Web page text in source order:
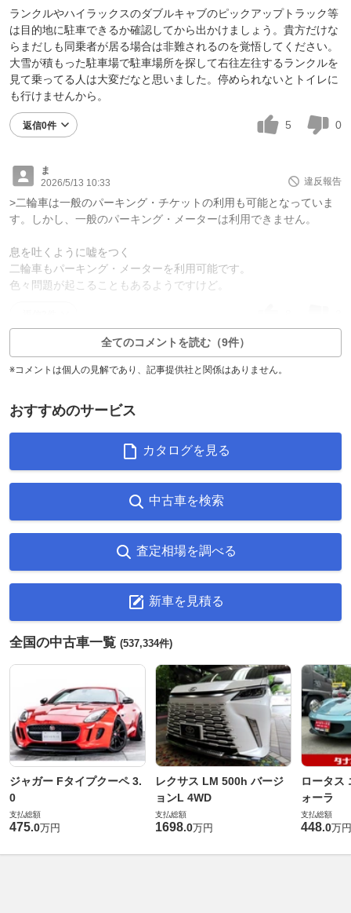
ランクルやハイラックスのダブルキャブのピックアップトラック等
は目的地に駐車できるか確認してから出かけましょう。貴方だけな
らまだしも同乗者が居る場合は非難されるのを覚悟してください。
大雪が積もった駐車場で駐車場所を探して右往左往するランクルを
見て乗ってる人は大変だなと思いました。停められないとトイレに
も行けませんから。
返信0件 5 0
ま
2026/5/13 10:33
違反報告
>二輪車は一般のパーキング・チケットの利用も可能となっていま
す。しかし、一般のパーキング・メーターは利用できません。
息を吐くように嘘をつく
二輪車もパーキング・メーターを利用可能です。
色々問題が起こることもあるようですけど。
全てのコメントを読む（9件）
※コメントは個人の見解であり、記事提供社と関係はありません。
おすすめのサービス
カタログを見る
中古車を検索
査定相場を調べる
新車を見積る
全国の中古車一覧 (537,334件)
ジャガー Fタイプクーペ 3.
0
支払総額
475.0万円
レクサス LM 500h バージ
ョンL 4WD
支払総額
1698.0万円
ロータス
ォーラ
支払総額
448.0万円